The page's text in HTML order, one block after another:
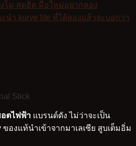
โม สุดฮิต มือใหม่อยากลอง
นำ kurve lite ที่ได้ลองแล้วจะบอกว่า
ตไฟฟ้า แบรนด์ดัง ไม่ว่าจะเป็น
ของแท้นำเข้าจากมาเลเซีย สูบเต็มอิ่ม